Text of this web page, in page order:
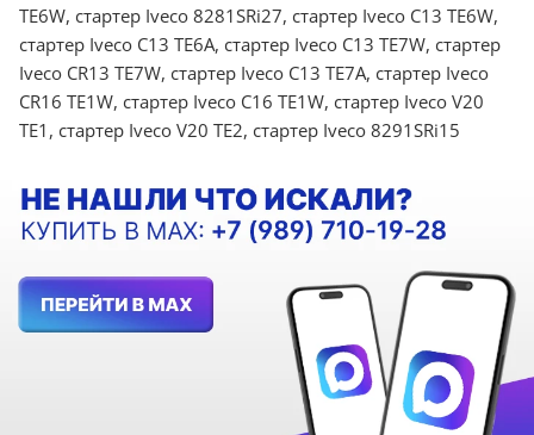
TE6W, стартер Iveco 8281SRi27, стартер Iveco C13 TE6W,
стартер Iveco C13 TE6A, стартер Iveco C13 TE7W, стартер
Iveco CR13 TE7W, стартер Iveco C13 TE7A, стартер Iveco
CR16 TE1W, стартер Iveco C16 TE1W, стартер Iveco V20
TE1, стартер Iveco V20 TE2, стартер Iveco 8291SRi15